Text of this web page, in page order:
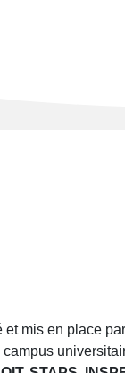
mis en place